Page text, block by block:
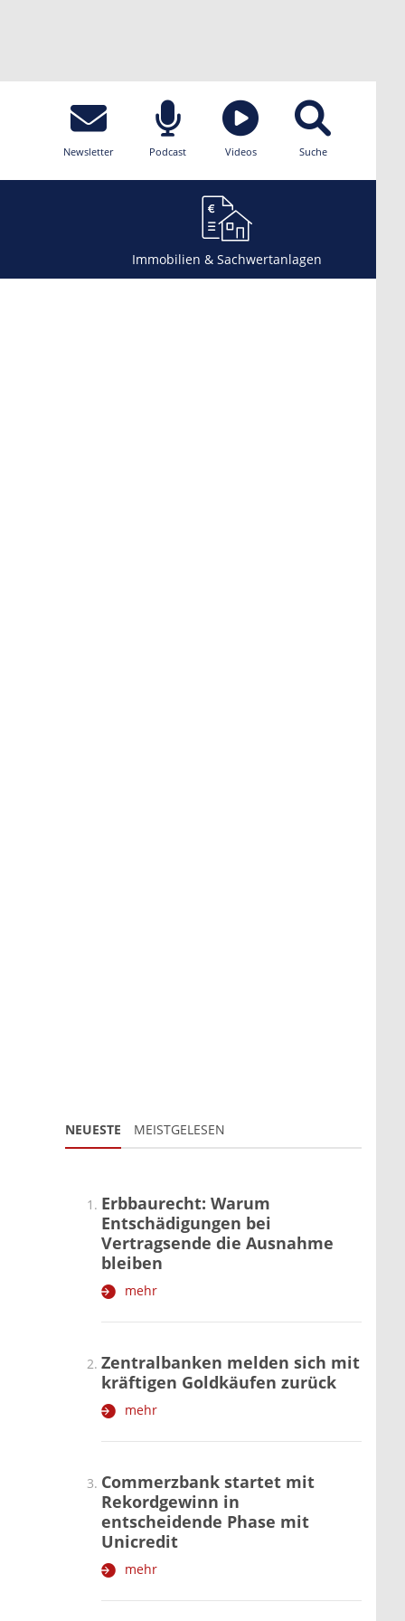
Newsletter Podcast Videos Suche
Immobilien & Sachwertanlagen
NEUESTE MEISTGELESEN
Erbbaurecht: Warum
Entschädigungen bei
Vertragsende die Ausnahme
bleiben
mehr
Zentralbanken melden sich mit
kräftigen Goldkäufen zurück
mehr
Commerzbank startet mit
Rekordgewinn in
entscheidende Phase mit
Unicredit
mehr